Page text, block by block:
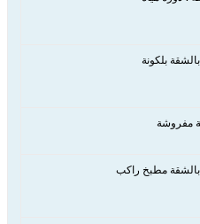
بلكونة
مفروشة
بالشقة مطبخ راكب